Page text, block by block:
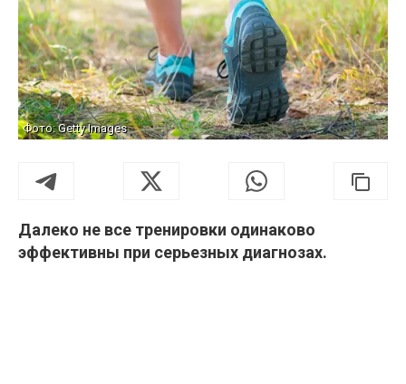
Фото: Getty Images
Далеко не все тренировки одинаково
эффективны при серьезных диагнозах.